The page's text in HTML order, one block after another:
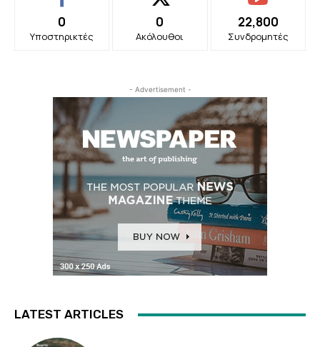
0
Υποστηρικτές
0
Ακόλουθοι
22,800
Συνδρομητές
- Advertisement -
LATEST ARTICLES